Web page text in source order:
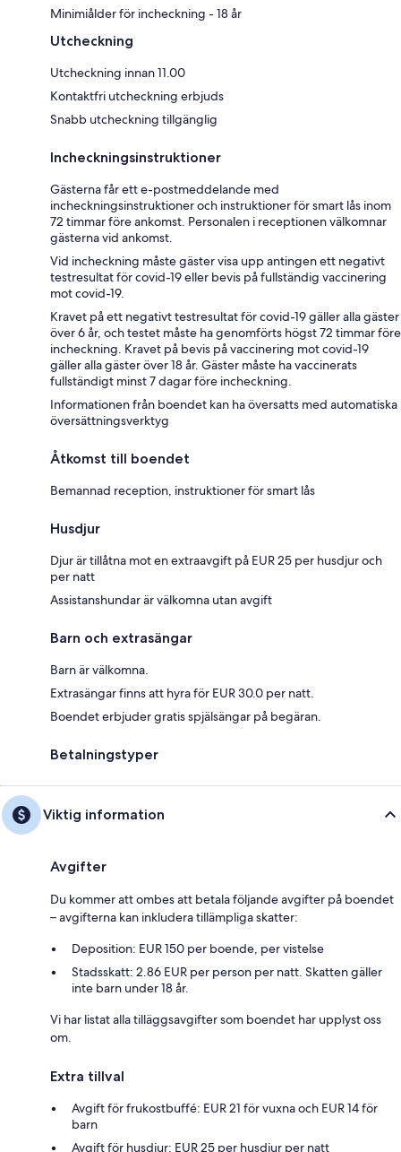
Minimiålder för incheckning - 18 år
Utcheckning
Utcheckning innan 11.00
Kontaktfri utcheckning erbjuds
Snabb utcheckning tillgänglig
Incheckningsinstruktioner
Gästerna får ett e-postmeddelande med
incheckningsinstruktioner och instruktioner för smart lås inom
72 timmar före ankomst. Personalen i receptionen välkomnar
gästerna vid ankomst.
Vid incheckning måste gäster visa upp antingen ett negativt
testresultat för covid-19 eller bevis på fullständig vaccinering
mot covid-19.
Kravet på ett negativt testresultat för covid-19 gäller alla gäster
över 6 år, och testet måste ha genomförts högst 72 timmar före
incheckning. Kravet på bevis på vaccinering mot covid-19
gäller alla gäster över 18 år. Gäster måste ha vaccinerats
fullständigt minst 7 dagar före incheckning.
Informationen från boendet kan ha översatts med automatiska
översättningsverktyg
Åtkomst till boendet
Bemannad reception, instruktioner för smart lås
Husdjur
Djur är tillåtna mot en extraavgift på EUR 25 per husdjur och
per natt
Assistanshundar är välkomna utan avgift
Barn och extrasängar
Barn är välkomna.
Extrasängar finns att hyra för EUR 30.0 per natt.
Boendet erbjuder gratis spjälsängar på begäran.
Betalningstyper
Viktig information
Avgifter
Du kommer att ombes att betala följande avgifter på boendet
– avgifterna kan inkludera tillämpliga skatter:
Deposition: EUR 150 per boende, per vistelse
Stadsskatt: 2.86 EUR per person per natt. Skatten gäller
inte barn under 18 år.
Vi har listat alla tilläggsavgifter som boendet har upplyst oss
om.
Extra tillval
Avgift för frukostbuffé: EUR 21 för vuxna och EUR 14 för
barn
Avgift för husdjur: EUR 25 per husdjur per natt